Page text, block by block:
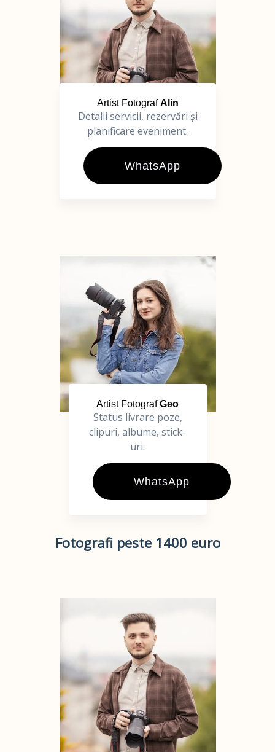
Artist FotografAlin
Detalii servicii, rezervări și
planificare eveniment.
WhatsApp
Artist FotografGeo
Status livrare poze,
clipuri, albume, stick-
uri.
WhatsApp
Fotografi peste 1400 euro